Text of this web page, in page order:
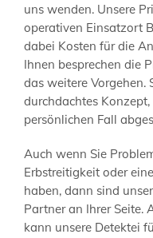
uns wenden. Unsere
operativen Einsatzort
dabei Kosten für die
Ihnen besprechen die
das weitere Vorgehen.
durchdachtes
persönlichen Fall
Auch wenn Sie
Erbstreitigkeit oder
haben, dann sind
Partner an Ihrer Seite.
kann unsere Detektei